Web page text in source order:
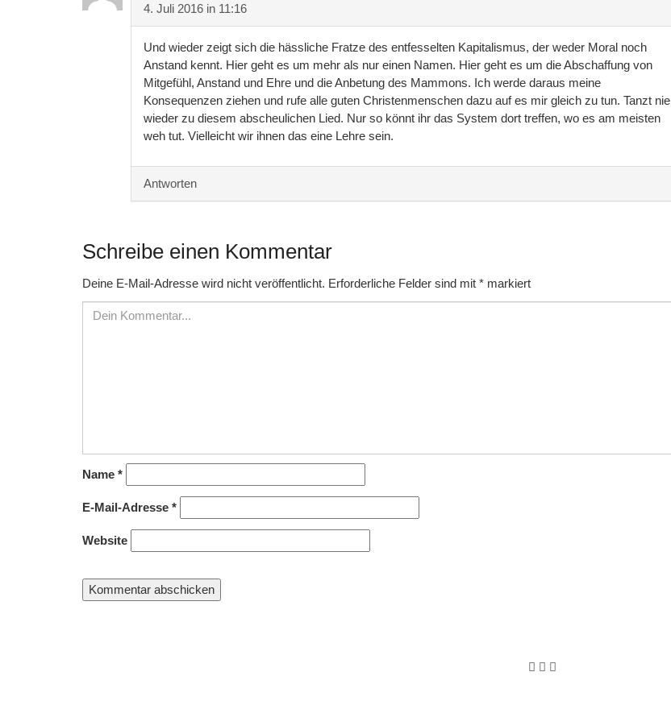
4. Juli 2016 in 11:16
Und wieder zeigt sich die hässliche Fratze des entfesselten Kapitalismus, der weder Moral noch
Anstand kennt. Hier geht es um mehr als nur einen Namen. Hier geht es um die Abschaffung von
Mitgefühl, Anstand und Ehre und die Anbetung des Mammons. Ich werde daraus meine
Konsequenzen ziehen und rufe alle guten Christenmenschen dazu auf es mir gleich zu tun. Tanzt nie
wieder zu diesem abscheulichen Lied. Nur so könnt ihr das System dort treffen, wo es am meisten
weh tut. Vielleicht wir ihnen das eine Lehre sein.
Antworten
Schreibe einen Kommentar
Deine E-Mail-Adresse wird nicht veröffentlicht. Erforderliche Felder sind mit * markiert
Name *
E-Mail-Adresse *
Website